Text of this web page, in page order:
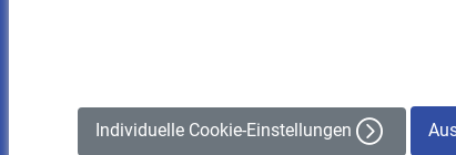
Individuelle Cookie-Einstellungen